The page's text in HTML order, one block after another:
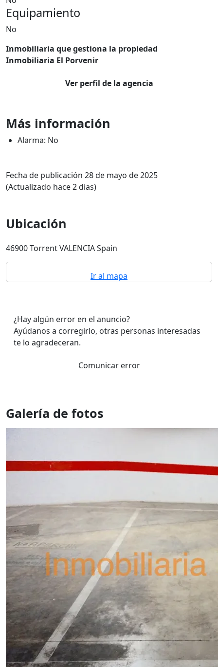
Equipamiento
No
Inmobiliaria que gestiona la propiedad
Inmobiliaria El Porvenir
Ver perfil de la agencia
Más información
Alarma: No
Fecha de publicación 28 de mayo de 2025
(Actualizado hace 2 dias)
Ubicación
46900 Torrent VALENCIA Spain
Ir al mapa
¿Hay algún error en el anuncio?
Ayúdanos a corregirlo, otras personas interesadas
te lo agradeceran.
Comunicar error
Galería de fotos